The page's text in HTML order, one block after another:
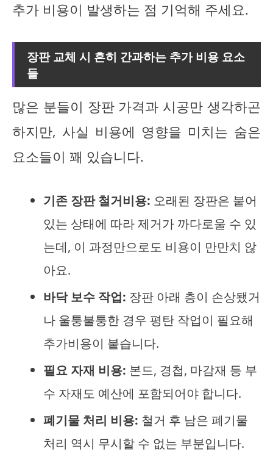
추가 비용이 발생하는 점 기억해 주세요.
장판 교체 시 흔히 간과하는 추가 비용 요소
들
많은 분들이 장판 가격과 시공만 생각하곤
하지만, 사실 비용에 영향을 미치는 숨은
요소들이 꽤 있습니다.
기존 장판 철거비용: 오래된 장판은 붙어
있는 상태에 따라 제거가 까다로울 수 있
는데, 이 과정만으로도 비용이 만만치 않
아요.
바닥 보수 작업: 장판 아래 층이 손상됐거
나 울퉁불퉁한 경우 평탄 작업이 필요해
추가비용이 붙습니다.
필요 자재 비용: 본드, 경첩, 마감재 등 부
수 자재도 예산에 포함되어야 합니다.
폐기물 처리 비용: 철거 후 남은 폐기물
처리 역시 무시할 수 없는 부분입니다.